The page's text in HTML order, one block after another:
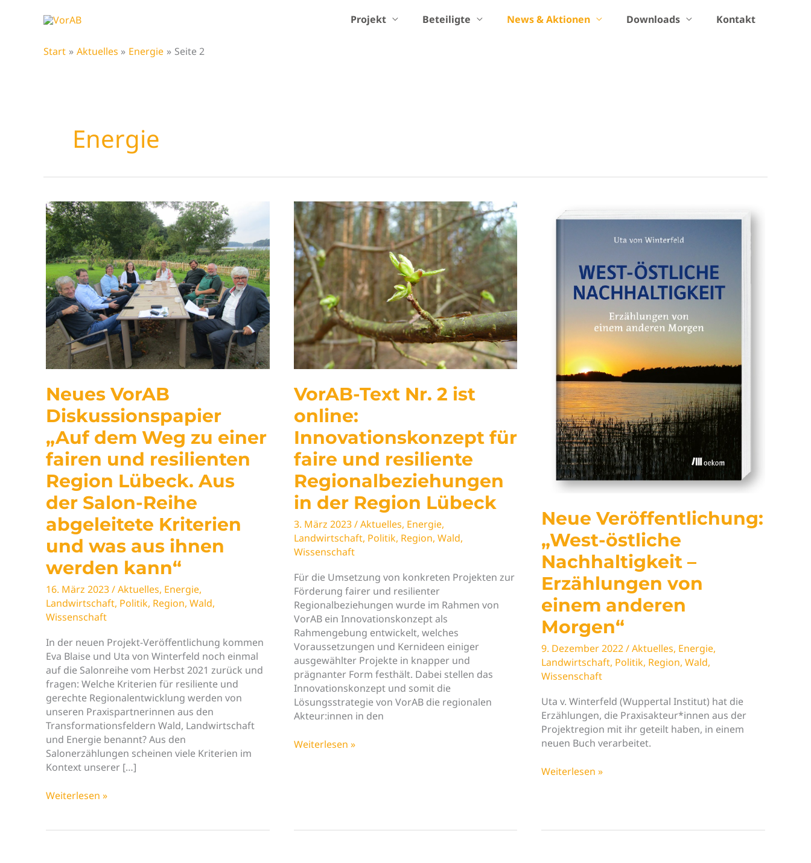
Projekt Beteiligte News & Aktionen Downloads Kontakt
Start Aktuelles Energie Seite 2
Energie
Neues VorAB
Diskussionspapier
„Auf dem Weg zu einer
fairen und resilienten
Region Lübeck. Aus
der Salon-Reihe
abgeleitete Kriterien
und was aus ihnen
werden kann“
16. März 2023/Aktuelles, Energie,
Landwirtschaft, Politik, Region, Wald,
Wissenschaft
In der neuen Projekt-Veröffentlichung kommen
Eva Blaise und Uta von Winterfeld noch einmal
auf die Salonreihe vom Herbst 2021 zurück und
fragen: Welche Kriterien für resiliente und
gerechte Regionalentwicklung werden von
unseren Praxispartnerinnen aus den
Transformationsfeldern Wald, Landwirtschaft
und Energie benannt? Aus den
Salonerzählungen scheinen viele Kriterien im
Kontext unserer […]
Neues
Weiterlesen »
VorAB-Text Nr. 2 ist
online:
Innovationskonzept für
faire und resiliente
Regionalbeziehungen
in der Region Lübeck
3. März 2023/Aktuelles, Energie,
Landwirtschaft, Politik, Region, Wald,
Wissenschaft
Für die Umsetzung von konkreten Projekten zur
Förderung fairer und resilienter
Regionalbeziehungen wurde im Rahmen von
VorAB ein Innovationskonzept als
Rahmengebung entwickelt, welches
Voraussetzungen und Kernideen einiger
ausgewählter Projekte in knapper und
prägnanter Form festhält. Dabei stellen das
Innovationskonzept und somit die
Lösungsstrategie von VorAB die regionalen
Akteur:innen in den
VorAB-
Innovationskonzept
Weiterlesen »
Neue Veröffentlichung:
„West-östliche
Nachhaltigkeit –
Erzählungen von
einem anderen
Morgen“
9. Dezember 2022/Aktuelles, Energie,
Landwirtschaft, Politik, Region,Wald,
Wissenschaft
Uta v. Winterfeld (Wuppertal Institut) hat die
Erzählungen, die Praxisakteur*innen aus der
Projektregion mit ihr geteilt haben, in einem
neuen Buch verarbeitet.
Neue
Weiterlesen »